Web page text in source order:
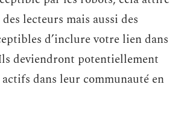
lecteurs mais aussi des
d’inclure votre lien dans
deviendront potentiellement
dans leur communauté en